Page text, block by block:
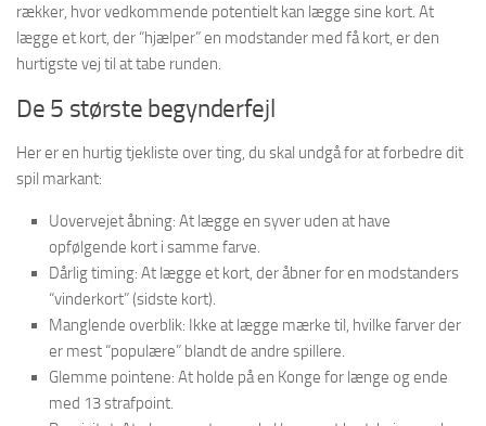
rækker, hvor vedkommende potentielt kan lægge sine kort. At
lægge et kort, der “hjælper” en modstander med få kort, er den
hurtigste vej til at tabe runden.
De 5 største begynderfejl
Her er en hurtig tjekliste over ting, du skal undgå for at forbedre dit
spil markant:
Uovervejet åbning: At lægge en syver uden at have
opfølgende kort i samme farve.
Dårlig timing: At lægge et kort, der åbner for en modstanders
“vinderkort” (sidste kort).
Manglende overblik: Ikke at lægge mærke til, hvilke farver der
er mest “populære” blandt de andre spillere.
Glemme pointene: At holde på en Konge for længe og ende
med 13 strafpoint.